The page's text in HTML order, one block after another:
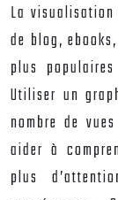
La
de blog,
plus
Utiliser un
nombre de
aider à
plus